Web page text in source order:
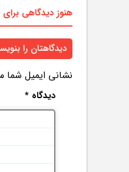
هنوز دیدگاهی
دیدگاهتان را
نشانی ایمیل شما
دیدگاه *